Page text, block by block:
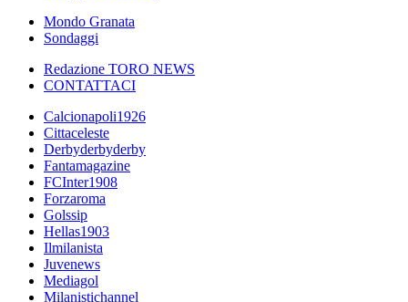
Mondo Granata
Sondaggi
Redazione TORO NEWS
CONTATTACI
Calcionapoli1926
Cittaceleste
Derbyderbyderby
Fantamagazine
FCInter1908
Forzaroma
Golssip
Hellas1903
Ilmilanista
Juvenews
Mediagol
Milanistichannel